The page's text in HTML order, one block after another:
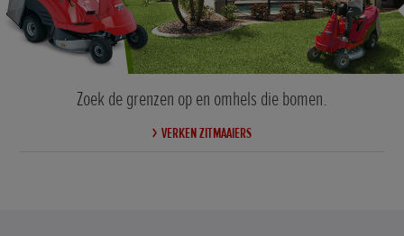
Zoek de grenzen op en omhels die bomen.
VERKEN ZITMAAIERS